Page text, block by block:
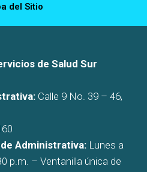
del Sitio
de Salud Sur
Calle 9 No. 39 – 46,
Administrativa: Lunes a
p.m. – Ventanilla única de